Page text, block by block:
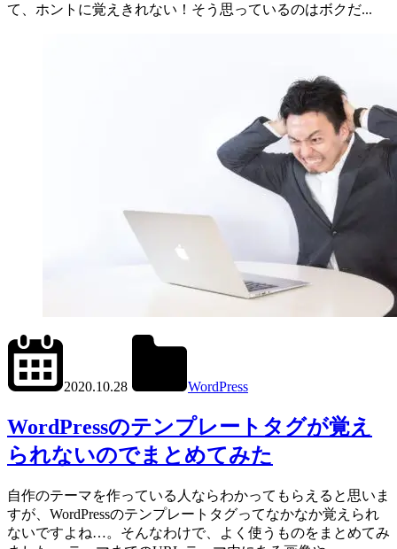
て、ホントに覚えきれない！そう思っているのはボクだ...
2020.10.28
WordPress
WordPressのテンプレートタグが覚え
られないのでまとめてみた
自作のテーマを作っている人ならわかってもらえると思いま
すが、WordPressのテンプレートタグってなかなか覚えられ
ないですよね…。そんなわけで、よく使うものをまとめてみ